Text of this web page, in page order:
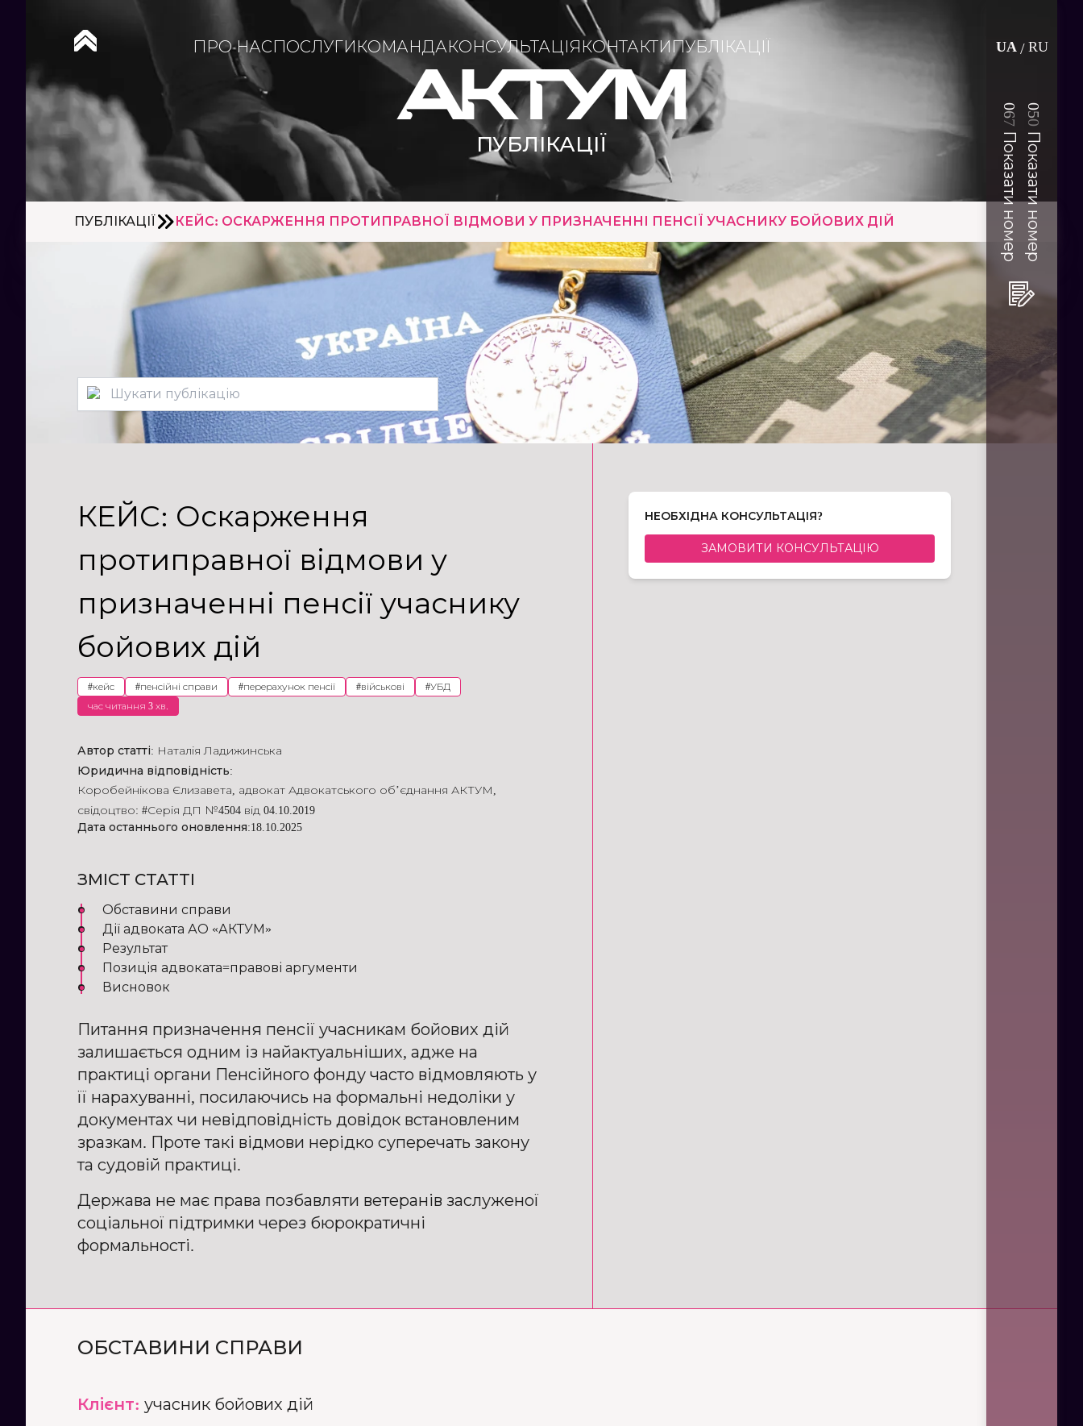
ПРО НАС ПОСЛУГИ КОМАНДА КОНСУЛЬТАЦІЯ КОНТАКТИПУБЛІКАЦІЇ UA / RU
0
5
0
Показати номер
0
6
7
Показати номер
ПУБЛІКАЦІЇ
ПУБЛІКАЦІЇ КЕЙС: ОСКАРЖЕННЯ ПРОТИПРАВНОЇ ВІДМОВИ У ПРИЗНАЧЕННІ ПЕНСІЇ УЧАСНИКУ БОЙОВИХ ДІЙ
КЕЙС: Оскарження
протиправної відмови у
призначенні пенсії учаснику
бойових дій
#кейс #пенсійні справи #перерахунок пенсії #військові #УБД
час читання 3 хв.
Автор статті: Наталія Ладижинська
Юридична відповідність:
Коробейнікова Єлизавета, адвокат Адвокатського об’єднання АКТУМ ,
свідоцтво: #Серія ДП №4504 від 04.10.2019
Дата останнього оновлення:18.10.2025
ЗМІСТ СТАТТІ
Обставини справи
Дії адвоката АО «АКТУМ»
Результат
Позиція адвоката=правові аргументи
Висновок
Питання призначення пенсії учасникам бойових дій
залишається одним із найактуальніших, адже на
практиці органи Пенсійного фонду часто відмовляють у
її нарахуванні, посилаючись на формальні недоліки у
документах чи невідповідність довідок встановленим
зразкам. Проте такі відмови нерідко суперечать закону
та судовій практиці.
Держава не має права позбавляти ветеранів заслуженої
соціальної підтримки через бюрократичні
формальності.
НЕОБХІДНА КОНСУЛЬТАЦІЯ?
ЗАМОВИТИ КОНСУЛЬТАЦІЮ
ОБСТАВИНИ СПРАВИ
Клієнт: учасник бойових дій